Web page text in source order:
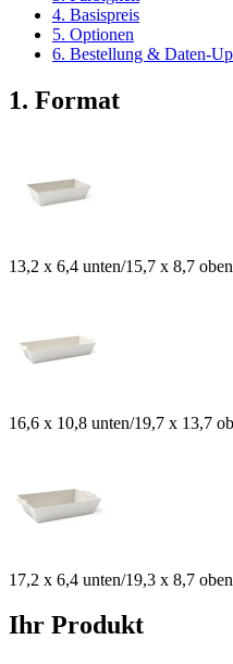
4. Basispreis
5. Optionen
6. Bestellung & Daten-
1. Format
13,2 x 6,4 unten/15,7 x 8,7
16,6 x 10,8 unten/19,7 x 13,7
17,2 x 6,4 unten/19,3 x 8,7
Ihr Produkt